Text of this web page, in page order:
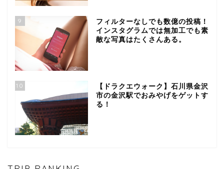
9
フィルターなしでも数億の投稿！
インスタグラムでは無加工でも素
敵な写真はたくさんある。
10
【ドラクエウォーク】石川県金沢
市の金沢駅でおみやげをゲットす
る！